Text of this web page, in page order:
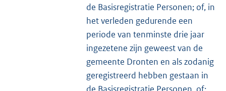
de Basisregistratie Personen; of, in
het verleden gedurende een
periode van tenminste drie jaar
ingezetene zijn geweest van de
gemeente Dronten en als zodanig
geregistreerd hebben gestaan in